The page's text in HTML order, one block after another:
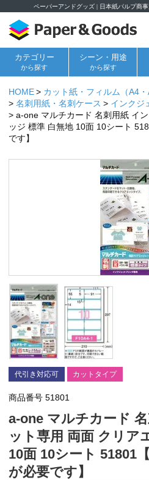
ペーパーアンドグッズ | 日本紙パルプ商
カテゴリー
から探す
シーン・用途
から探す
HOME
カット紙・フィルム（A4・
名刺用紙・名刺ケース
インクジ
a-one マルチカード 名刺用紙 イ
ッジ 標準 白無地 10面 10シート
です】
代引き対応可 カットタイプ
商品番号 51801
a-one マルチカード
ット専用 両面 クリア
10面 10シート 51801
が必要です】